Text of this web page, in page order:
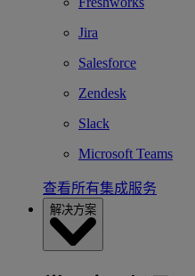
Jira
Salesforce
Zendesk
Slack
Microsoft Teams
查看所有集成服务
解决方案